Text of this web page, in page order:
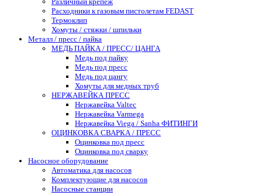
Расходники к газовым пистолетам FEDAST
Термоклип
Хомуты / стяжки / шпильки
Металл / пресс / пайка
МЕДЬ ПАЙКА / ПРЕСС/ ЦАНГА
Медь под пайку
Медь под пресс
Медь под цангу
Хомуты для медных труб
НЕРЖАВЕЙКА ПРЕСС
Нержавейка Valtec
Нержавейка Varmega
Нержавейка Viega / Sanha ФИТИНГИ
ОЦИНКОВКА СВАРКА / ПРЕСС
Оцинковка под пресс
Оцинковка под сварку
Насосное оборудование
Автоматика для насосов
Комплектующие для насосов
Насосные станции